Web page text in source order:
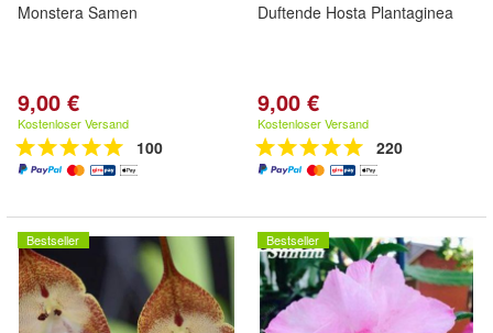
Monstera Samen
9,00 €
Kostenloser Versand
100
Duftende Hosta Plantaginea
9,00 €
Kostenloser Versand
220
Bestseller Bestseller